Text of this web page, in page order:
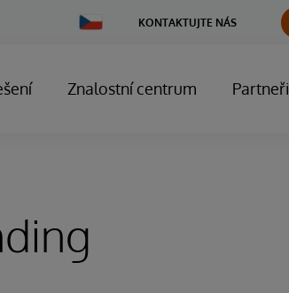
Change
Country
KONTAKTUJTE NÁS
Znalostní centrum Partneři